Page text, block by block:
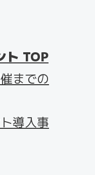
ト TOP
までの
導入事